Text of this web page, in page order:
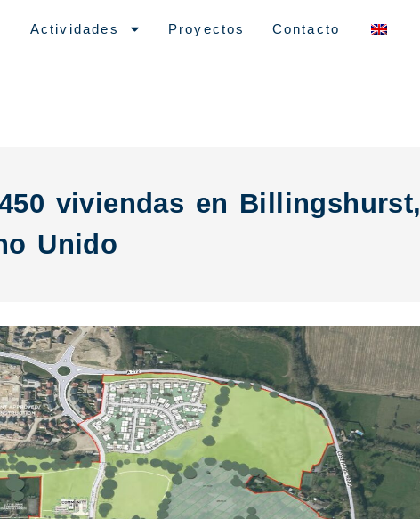
Actividades Proyectos Contacto
viviendas en Billingshurst,
Unido